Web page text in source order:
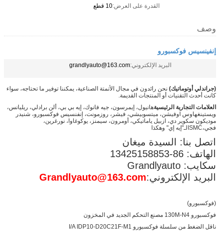
القدرة على العرض:10 قطع
وصف
إنفينسيس فوكسبورو
البريد الإلكتروني:grandlyauto@163.com
(جراندلي أوتوماتيك) نحن رائدون في مجال الأتمتة الصناعية، يمكننا توفير ما تحتاجه، سواء
كانت أحدث التقنيات أو المنتجات القديمة.
العلامات التجارية الرئيسيةهانيول، إيمرسون، جيه فانوك، إيه بي بي، ألن برادلي، ريليانس،
ويستينغهاوس اوفيشن، ميتسوبيشي، فيشر، روزمونت، إنفنسيس فوكسبورو، شنيدر
موديكون سكوير دي، ازبيل ياماتيكي، أومرون، سيمنز، يوكوغاوا، نورغرين،
فجي،SMCالـ"إيه إي" وهكذا
اتصل بنا: السيدة ميغان
الهاتف: 86-13425158853
سكايب: Grandlyauto
البريد الإلكتروني:Grandlyauto@163.com
(فوكسبورو)
فوكسبورو 130M-N4 مصنع التحكم الجديد في المخزون
ناقل الضغط من سلسلة فوكسبورو I/A IDP10-D20C21F-M1